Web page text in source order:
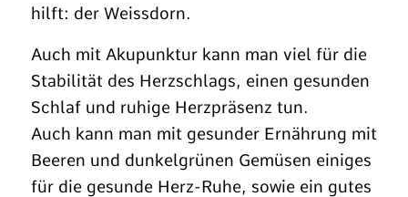
hilft: der Weissdorn.
Auch mit Akupunktur kann man viel für die
Stabilität des Herzschlags, einen gesunden
Schlaf und ruhige Herzpräsenz tun.
Auch kann man mit gesunder Ernährung mit
Beeren und dunkelgrünen Gemüsen einiges
für die gesunde Herz-Ruhe, sowie ein gutes